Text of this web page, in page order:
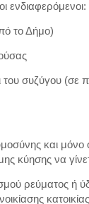
ενδιαφερόμενοι:
το Δήμο)
του συζύγου (σε
και μόνο
κύησης να
ρεύματος ή